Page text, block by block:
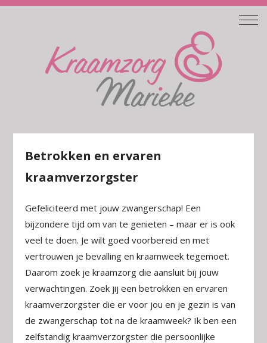
Betrokken en ervaren
kraamverzorgster
Gefeliciteerd met jouw zwangerschap! Een
bijzondere tijd om van te genieten – maar er is ook
veel te doen. Je wilt goed voorbereid en met
vertrouwen je bevalling en kraamweek tegemoet.
Daarom zoek je kraamzorg die aansluit bij jouw
verwachtingen. Zoek jij een betrokken en ervaren
kraamverzorgster die er voor jou en je gezin is van
de zwangerschap tot na de kraamweek? Ik ben een
zelfstandig kraamverzorgster die persoonlijke